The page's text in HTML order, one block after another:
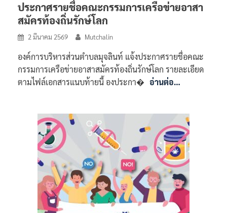
ประกาศรายชื่อคณะกรรมการเครือข่ายอาสา
สมัครท้องถิ่นรักษ์โลก
2 มีนาคม 2569 Mutchalin
องค์การบริหารส่วนตำบลมุจลินท์ แจ้งประกาศรายชื่อคณะ
กรรมการเครือข่ายอาสาสมัครท้องถิ่นรักษ์โลก รายละเอียด
ตามไฟล์เอกสารแนบท้ายนี้ องประกา� อ่านต่อ…